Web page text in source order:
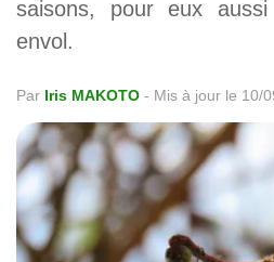
saisons, pour eux
envol.
Par Iris MAKOTO - Mis à jour le 10/